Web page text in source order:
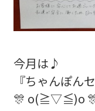
今月は♪
『ちゃんぽん
🎊 o(≧▽≦)o